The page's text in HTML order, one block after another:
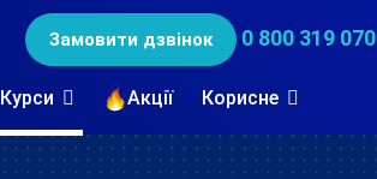
Замовити дзвінок 0 800 319 070
Курси Акції Корисне